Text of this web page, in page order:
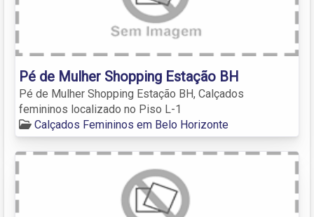
Pé de Mulher Shopping Estação BH
Pé de Mulher Shopping Estação BH, Calçados
femininos localizado no Piso L-1
Calçados Femininos em Belo Horizonte